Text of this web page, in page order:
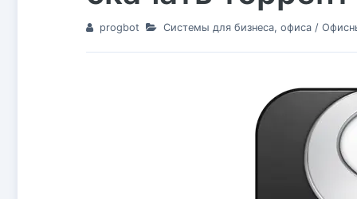
progbot Системы для бизнеса, офиса/